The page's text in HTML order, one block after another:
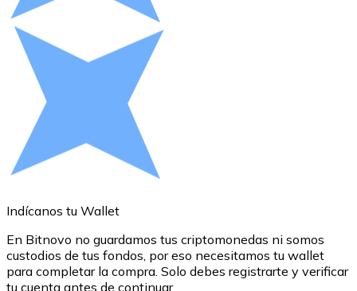
Comprar con efectivo
Transferencia SEPA
Añade fondos a tu cuenta Bitnovo o realiza compras
Comprar con Transferencia
Tarjeta de crédito / débito
Utiliza tarjetas Visa y Mastercard para comprar
Tienda - Tarjetas regalo
Nuevo
Compra tarjetas regalo de tus marcas favoritas con
Indícanos tu Wallet
En Bitnovo no guardamos tus criptomonedas ni somos
custodios de tus fondos, por eso necesitamos tu wallet
para completar la compra. Solo debes registrarte y verificar
tu cuenta antes de continuar.